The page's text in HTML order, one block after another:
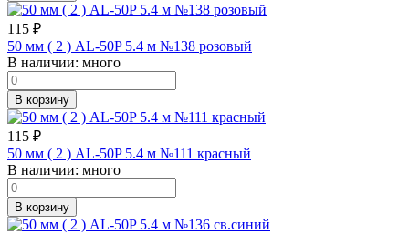
115 ₽
50 мм ( 2 ) AL-50P 5.4 м №138 розовый
В наличии: много
В корзину
115 ₽
50 мм ( 2 ) AL-50P 5.4 м №111 красный
В наличии: много
В корзину